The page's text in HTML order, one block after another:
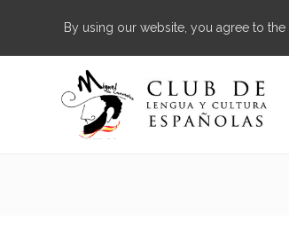
By using our website, you agree to the